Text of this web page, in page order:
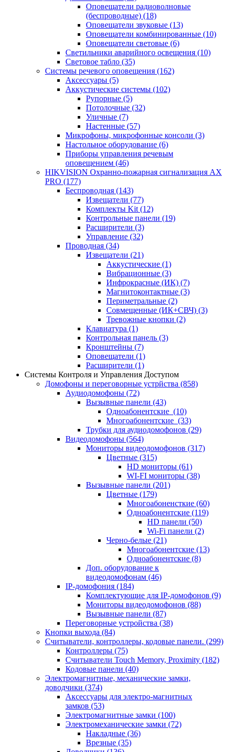
Оповещатели радиоволновые
(беспроводные) (18)
Оповещатели звуковые (13)
Оповещатели комбинированные (10)
Оповещатели световые (6)
Светильники аварийного освещения (10)
Световое табло (35)
Системы речевого оповещения (162)
Аксессуары (5)
Аккустические системы (102)
Рупорные (5)
Потолочные (32)
Уличные (7)
Настенные (57)
Микрофоны, микрофонные консоли (3)
Настольное оборудование (6)
Приборы управления речевым
оповещением (46)
HIKVISION Охранно-пожарная сигнализация AX
PRO (177)
Беспроводная (143)
Извещатели (77)
Комплекты Kit (12)
Контрольные панели (19)
Расширители (3)
Управление (32)
Проводная (34)
Извещатели (21)
Аккустические (1)
Вибрационные (3)
Инфрокрасные (ИК) (7)
Магнитоконтактные (3)
Периметральные (2)
Совмещенные (ИК+СВЧ) (3)
Тревожные кнопки (2)
Клавиатура (1)
Контрольная панель (3)
Кронштейны (7)
Оповещатели (1)
Расширители (1)
Системы Контроля и Управления Доступом
Домофоны и переговорные устрйства (858)
Аудиодомофоны (72)
Вызывные панели (43)
Одноабонентские (10)
Многоабонентские (33)
Трубки для аудиодомофонов (29)
Видеодомофоны (564)
Мониторы видеодомофонов (317)
Цветные (315)
HD мониторы (61)
WI-FI мониторы (38)
Вызывные панели (201)
Цветные (179)
Многоабоненсткие (60)
Одноабонентские (119)
HD панели (50)
Wi-Fi панели (2)
Черно-белые (21)
Многоабонентские (13)
Одноабонентские (8)
Доп. оборудование к
видеодомофонам (46)
IP-домофония (184)
Комплектующие для IP-домофонов (9)
Мониторы видеодомофонов (88)
Вызывные панели (87)
Переговорные устройства (38)
Кнопки выхода (84)
Считыватели, контроллеры, кодовые панели. (299)
Контроллеры (75)
Считыватели Touch Memory, Proximity (182)
Кодовые панели (40)
Электромагнитные, механические замки,
доводчики (374)
Аксессуары для электро-магнитных
замков (53)
Электромагнитные замки (100)
Электромеханические замки (72)
Накладные (36)
Врезные (35)